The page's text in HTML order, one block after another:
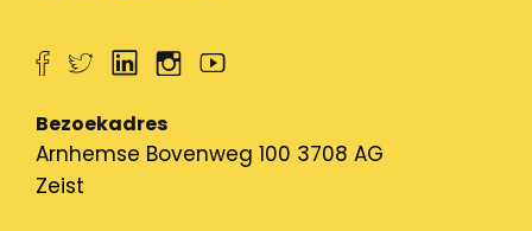
Bezoekadres
Arnhemse Bovenweg 100 3708 AG
Zeist